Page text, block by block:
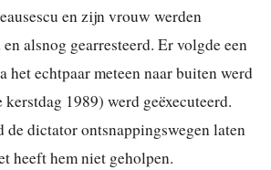
en zijn vrouw werden
alsnog gearresteerd. Er volgde een
het echtpaar meteen naar buiten werd
kerstdag 1989) werd geëxecuteerd.
de dictator ontsnappingswegen laten
heeft hem niet geholpen.